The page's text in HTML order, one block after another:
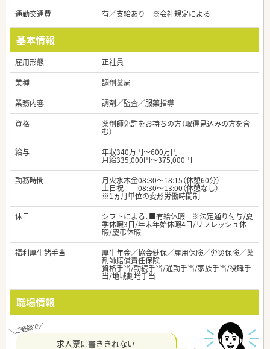
通勤交通費
有／支給あり ※会社規定による
基本情報
雇用形態
正社員
業種
調剤薬局
業務内容
調剤／監査／服薬指導
資格
薬剤師免許をお持ちの方（取得見込みの方を含
む）
給与
年収340万円～600万円
月給335,000円～375,000円
勤務時間
月火水木金08:30～18:15（休憩60分）
土日祝 08:30～13:00（休憩なし）
※1ヵ月単位の変形労働時間制
休日
シフトによる、■有給休暇 ※法定通り付与/夏
季休暇3日/年末年始休暇4日/リフレッシュ休
暇/慶弔休暇
福利厚生諸手当
厚生年金／協会健保／雇用保険／労災保険／薬
剤師賠償責任保険
資格手当/勤続手当/通勤手当/家族手当/役職手
当/地域割増手当
職場情報
求人票に書ききれない